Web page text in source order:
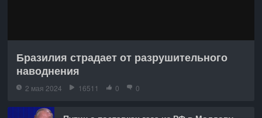
Бразилия страдает от разрушительного
наводнения
2 мая 2024 16511 0 0